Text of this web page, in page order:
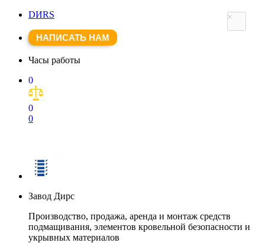
DИRS
НАПИСАТЬ НАМ
Часы работы
0
0
0
Завод Дирс
Производство, продажа, аренда и монтаж средств
подмащивания, элементов кровельной безопасности и
укрывных материалов
×